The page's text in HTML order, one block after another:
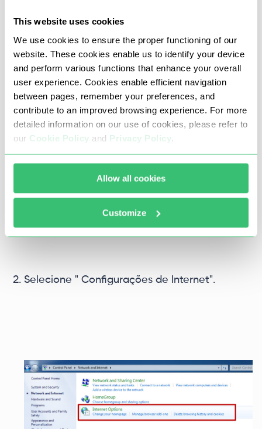
This website uses cookies
We use cookies to ensure the proper functioning of our
website. These cookies enable us to identify your device
and perform various functions that enhance your overall
user experience. Cookies enable efficient navigation
between pages, remember your preferences, and
contribute to an improved browsing experience. For more
detailed information on our use of cookies, please refer to
our Cookie Policy and Privacy Policy
Allow all cookies
Customize
servidores proxy em Windows 7
Abra o painel de controlo e selecione "Rede e
Internet":
Selecione " Configurações de Internet".